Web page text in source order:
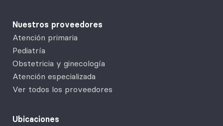
Nuestros proveedores
Atención primaria
Pediatría
Obstetricia y ginecología
Atención especializada
Ver todos los proveedores
Ubicaciones